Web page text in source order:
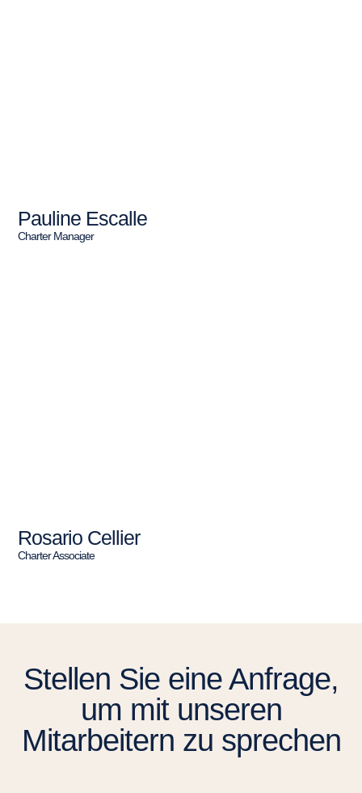
Pauline Escalle
Charter Manager
Rosario Cellier
Charter Associate
Stellen Sie eine Anfrage,
um mit unseren
Mitarbeitern zu sprechen